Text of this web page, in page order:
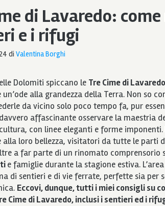
di Lavaredo:
e i rifugi
di Valentina Borghi
Dolomiti spiccano le Tre Cime di
un’ode alla grandezza della Terra. Non so
da vicino solo poco tempo fa, pur
affascinante osservare la maestria
con linee eleganti e forme
alla loro bellezza, visitatori da tutte le parti
a far parte di un rinomato comprensorio
e famiglie durante la stagione estiva.
di sentieri e di vie ferrate, perfette sia per
Eccovi, dunque, tutti i miei consigli su
Cime di Lavaredo, inclusi i sentieri ed i